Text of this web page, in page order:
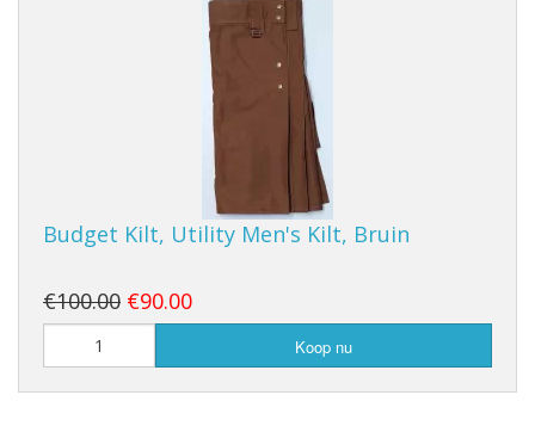
Budget Kilt, Utility Men's Kilt, Bruin
€100.00 €90.00
Koop nu